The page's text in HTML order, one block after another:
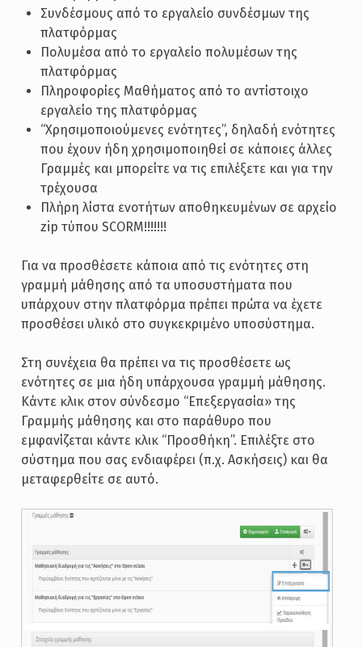
Συνδέσμους από το εργαλείο συνδέσμων της
πλατφόρμας
Πολυμέσα από το εργαλείο πολυμέσων της
πλατφόρμας
Πληροφορίες Μαθήματος από το αντίστοιχο
εργαλείο της πλατφόρμας
“Χρησιμοποιούμενες ενότητες”, δηλαδή ενότητες
που έχουν ήδη χρησιμοποιηθεί σε κάποιες άλλες
Γραμμές και μπορείτε να τις επιλέξετε και για την
τρέχουσα
Πλήρη λίστα ενοτήτων αποθηκευμένων σε αρχείο
zip τύπου SCORM!!!!!!!
Για να προσθέσετε κάποια από τις ενότητες στη
γραμμή μάθησης από τα υποσυστήματα που
υπάρχουν στην πλατφόρμα πρέπει πρώτα να έχετε
προσθέσει υλικό στο συγκεκριμένο υποσύστημα.
Στη συνέχεια θα πρέπει να τις προσθέσετε ως
ενότητες σε μια ήδη υπάρχουσα γραμμή μάθησης.
Κάντε κλικ στον σύνδεσμο “Επεξεργασία» της
Γραμμής μάθησης και στο παράθυρο που
εμφανίζεται κάντε κλικ “Προσθήκη”. Επιλέξτε στο
σύστημα που σας ενδιαφέρει (π.χ. Ασκήσεις) και θα
μεταφερθείτε σε αυτό.